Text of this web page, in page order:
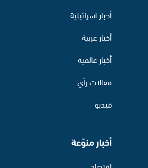
أخبار اسرائيلية
أخبار عربية
أخبار عالمية
مقالات رأي
فيديو
أخبار منوّعة